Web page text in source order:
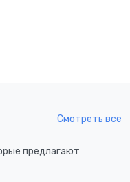
Смотреть все
предлагают